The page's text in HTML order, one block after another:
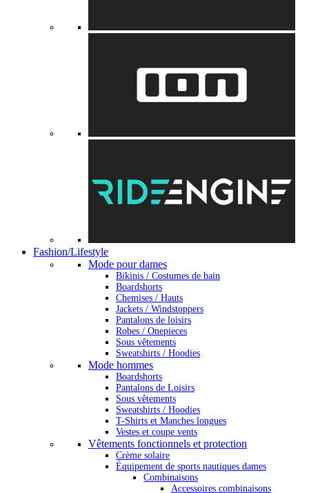
Fashion/Lifestyle
Mode pour dames
Bikinis / Costumes de bain
Boardshorts
Chemises / Hauts
Jackets / Windstoppers
Pantalons de loisirs
Robes / Onepieces
Sous vêtements
Sweatshirts / Hoodies
Mode hommes
Boardshorts
Pantalons de Loisirs
Sous vêtements
Sweatshirts / Hoodies
T-Shirts et Manches longues
Vestes et coupe vents
Vêtements fonctionnels et protection
Crème solaire
Équipement de sports nautiques dames
Combinaisons
Accessoires combinaisons